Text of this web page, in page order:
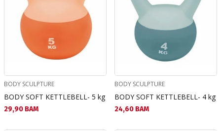
BODY SCULPTURE
BODY SOFT KETTLEBELL- 5 kg
Текуща цена:
29,90 BAM
BODY SCULPTURE
BODY SOFT KETTLEBELL- 4 kg
Текуща цена:
24,60 BAM